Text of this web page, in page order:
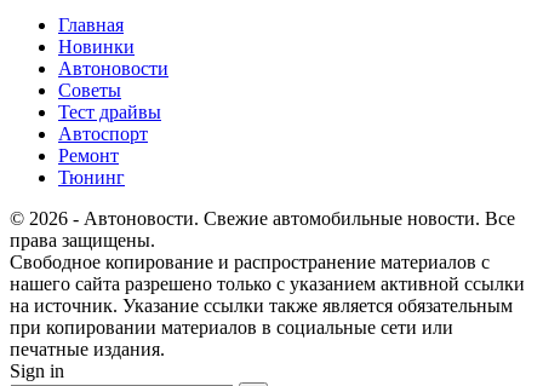
Главная
Новинки
Автоновости
Советы
Тест драйвы
Автоспорт
Ремонт
Тюнинг
© 2026 - Автоновости. Свежие автомобильные новости. Все
права защищены.
Свободное копирование и распространение материалов с
нашего сайта разрешено только с указанием активной ссылки
на источник. Указание ссылки также является обязательным
при копировании материалов в социальные сети или
печатные издания.
Sign in